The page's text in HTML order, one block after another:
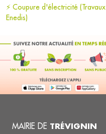
⚡ Coupure d'électricité (Travaux
Enedis)
MAIRIE DE TRÉVIGNIN